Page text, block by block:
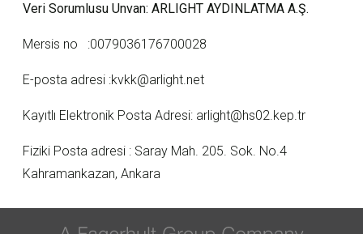
Veri Sorumlusu Unvan: ARLIGHT AYDINLATMA A.Ş.
Mersis no :0079036176700028
E-posta adresi :kvkk@arlight.net
Kayıtlı Elektronik Posta Adresi: arlight@hs02.kep.tr
Fiziki Posta adresi : Saray Mah. 205. Sok. No.4
Kahramankazan, Ankara